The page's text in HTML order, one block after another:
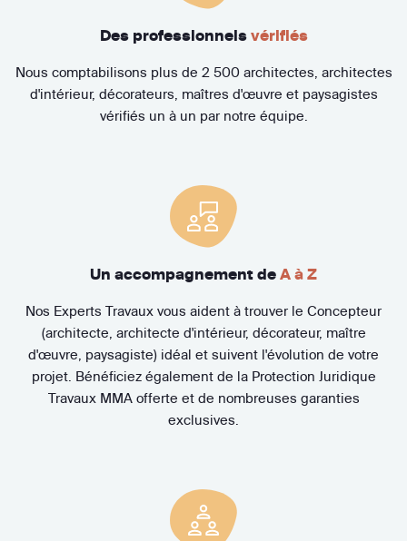
Des professionnels vérifiés
Nous comptabilisons plus de 2 500 architectes, architectes
d'intérieur, décorateurs, maîtres d'œuvre et paysagistes
vérifiés un à un par notre équipe.
Un accompagnement de A à Z
Nos Experts Travaux vous aident à trouver le Concepteur
(architecte, architecte d'intérieur, décorateur, maître
d'œuvre, paysagiste) idéal et suivent l'évolution de votre
projet. Bénéficiez également de la Protection Juridique
Travaux MMA offerte et de nombreuses garanties
exclusives.